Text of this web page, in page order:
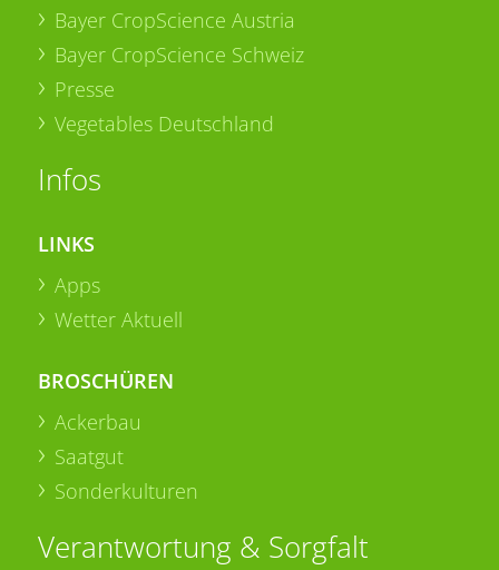
Bayer CropScience Austria
Bayer CropScience Schweiz
Presse
Vegetables Deutschland
Infos
LINKS
Apps
Wetter Aktuell
BROSCHÜREN
Ackerbau
Saatgut
Sonderkulturen
Verantwortung & Sorgfalt